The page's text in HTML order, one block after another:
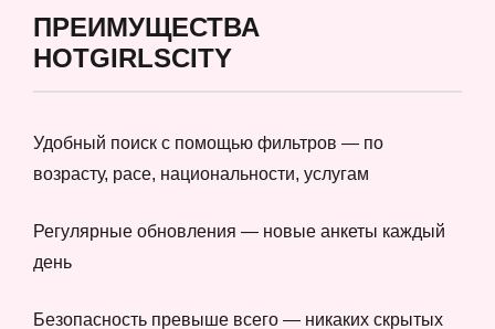
ПРЕИМУЩЕСТВА
HOTGIRLSCITY
Удобный поиск с помощью фильтров — по
возрасту, расе, национальности, услугам
Регулярные обновления — новые анкеты каждый
день
Безопасность превыше всего — никаких скрытых